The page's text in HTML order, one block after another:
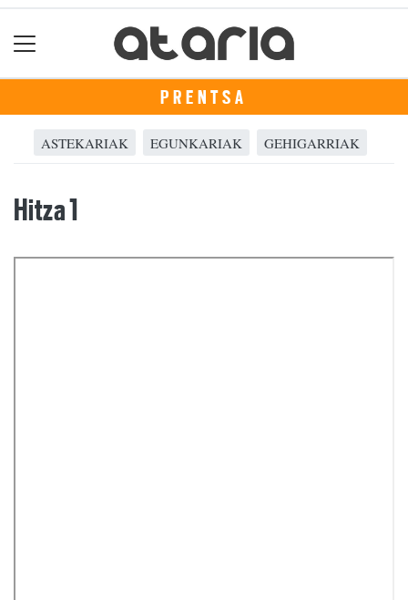
PRENTSA
ASTEKARIAK EGUNKARIAK GEHIGARRIAK
Hitza 1